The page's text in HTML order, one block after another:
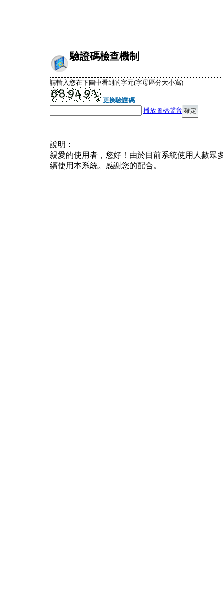
驗證碼檢查機制
請輸入您在下圖中看到的字元(字母區分大小寫)
更換驗證碼
播放圖檔聲音
說明︰
親愛的使用者，您好！由於目前系統使用人數眾
續使用本系統。感謝您的配合。